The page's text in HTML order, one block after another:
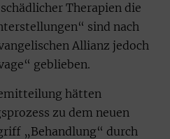
Therapien die
sind nach
Allianz jedoch
geblieben.
hätten
zu dem neuen
„Behandlung“ durch